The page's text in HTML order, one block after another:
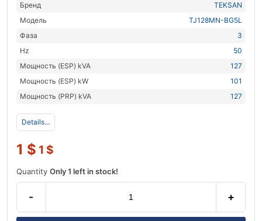
Бренд
TEKSAN
Модель
TJ128MN-BG5L
Фаза
3
Hz
50
Мощность (ESP) kVA
127
Мощность (ESP) kW
101
Мощность (PRP) kVA
127
Details...
1 $ 1 $
Quantity Only 1 left in stock!
- +